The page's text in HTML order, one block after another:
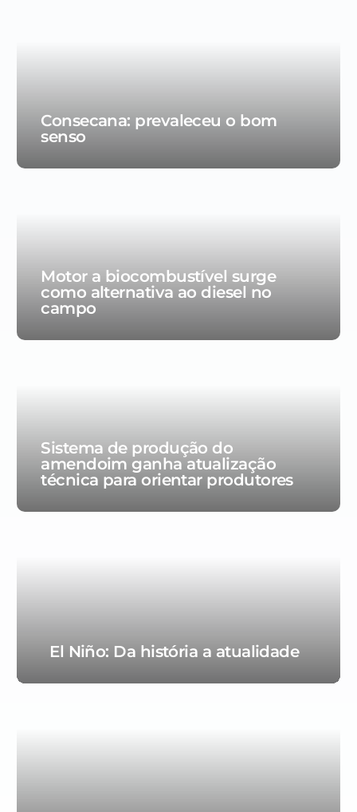
Consecana: prevaleceu o bom
senso
Motor a biocombustível surge
como alternativa ao diesel no
campo
Sistema de produção do
amendoim ganha atualização
técnica para orientar produtores
El Niño: Da história a atualidade